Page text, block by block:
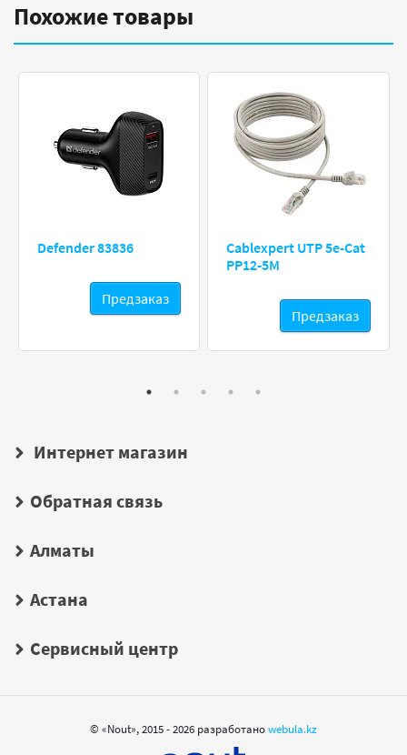
Похожие товары
Defender 83836
Предзаказ
Cablexpert UTP 5e-Cat
PP12-5M
Предзаказ
Интернет магазин
Обратная связь
Алматы
Астана
Сервисный центр
© «Nout», 2015 - 2026 разработаноwebula.kz